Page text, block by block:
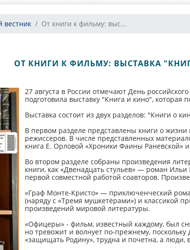
вестник От книги к фильму: выс...
ОТ КНИГИ К ФИЛЬМУ: ВЫСТАВКА
27 августа в России отмечают День
подготовила выставку "Книга и кино",
Выставка состоит из двух разделов: "Книги о
В первом разделе представлены книги о жизни
режиссеров. В числе представленных
книга Е. Орловой «Хроники Фаины Раневской»
Во втором разделе собраны произведения
книги, как «Двенадцать стульев» — роман
первой совместной работой соавторов.
«Граф Монте-Кристо» — приключенческий
(наряду с «Тремя мушкетёрами») и классикой
произведений мировой литературы.
«Офицеры» - фильм, известный каждому, был
но тревожит и волнует по-прежнему,
«защищать Родину», трудна и почетна, а